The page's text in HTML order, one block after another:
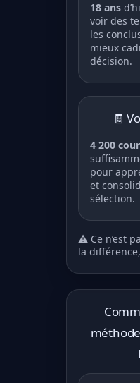
18 ans
voir des
les
mieux
décision.
🧾
4 200
pour
et
sélection.
⚠️ Ce n’est
la